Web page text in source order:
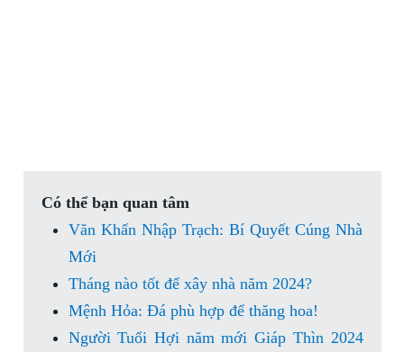
Có thể bạn quan tâm
Văn Khấn Nhập Trạch: Bí Quyết Cúng Nhà
Mới
Tháng nào tốt để xây nhà năm 2024?
Mệnh Hỏa: Đá phù hợp để thăng hoa!
Người Tuổi Hợi năm mới Giáp Thìn 2024